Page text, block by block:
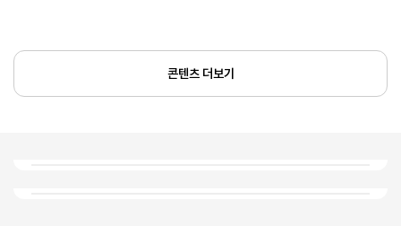
콘텐츠 더보기